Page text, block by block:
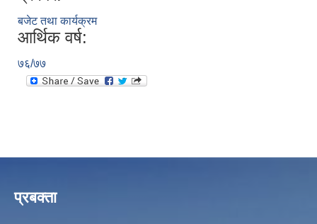
बजेट तथा कार्यक्रम
आर्थिक वर्ष:
७६/७७
प्रबक्ता